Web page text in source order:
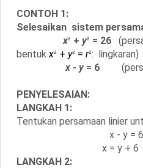
CONTOH 1:
Selesaikan sistem
x2 + y2 = 26
bentukx2 + y2 = r2: lingkaran)
x - y= 6
PENYELESAIAN:
LANGKAH 1:
Tentukan persamaan linier
x - y = 6
x = y + 6
LANGKAH 2: